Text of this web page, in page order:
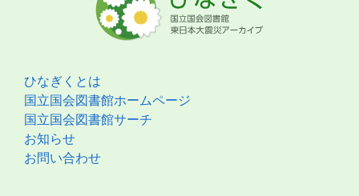
ひなぎくとは
国立国会図書館ホームページ
国立国会図書館サーチ
お知らせ
お問い合わせ